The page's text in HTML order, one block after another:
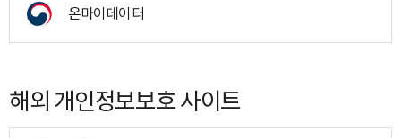
온마이데이터
해외 개인정보보호 사이트